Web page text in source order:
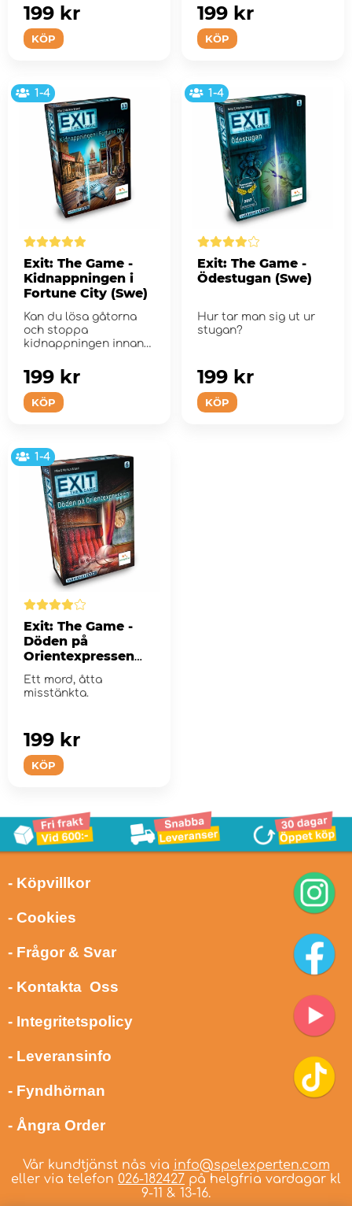
ta...
KÖP
199 kr
KÖP
199 kr
1-4
Exit: The Game -
Kidnappningen i
Fortune City (Swe)
Kan du lösa gåtorna
och stoppa
kidnappningen innan
KÖP
199 kr
1-4
Exit: The Game -
Ödestugan (Swe)
Hur tar man sig ut ur
stugan?
KÖP
199 kr
1-4
Exit: The Game -
Döden på
Orientexpressen
(Swe)
Ett mord, åtta
misstänkta.
KÖP
199 kr
- Köpvillkor
- Cookies
- Frågor & Svar
- Kontakta Oss
- Integritetspolicy
- Leveransinfo
- Fyndhörnan
- Ångra Order
Vår kundtjänst nås via info@spelexperten.com
eller via telefon 026-182427 på helgfria vardagar kl
9-11 & 13-16.